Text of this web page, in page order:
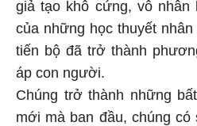
giả tạo khô cứng, vô nhân
của những học thuyết
tiến bộ đã trở thành
áp con người.
Chúng trở thành những
mới mà ban đầu, chúng